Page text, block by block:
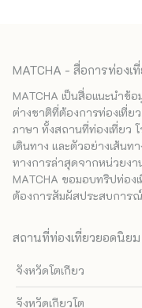
MATCHA - สื่อการท่อง
MATCHA เป็นสื่อแนะนำข้
ต่างชาติที่ต้องการท่องเที่ย
ภาษา ทั้งสถานที่ท่องเที่ยว
เดินทาง และตัวอย่างเส้นท
ทางการล่าสุดจากหน่วยง
MATCHA ขอมอบทริปท่อ
ต้องการสัมผัสประสบการ
สถานที่ท่องเที่ยวยอดนิยม
จังหวัดโตเกียว
จังหวัดเกียวโต